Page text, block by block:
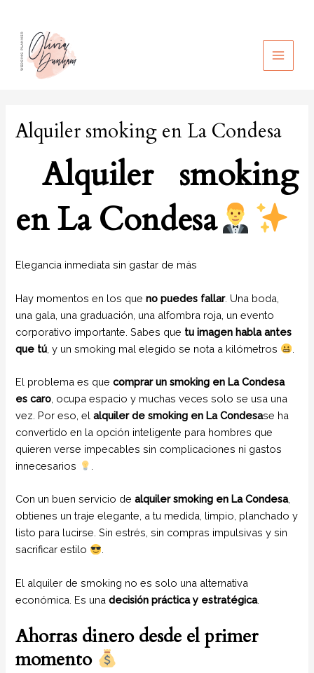
contenido
MAIN
Alquiler smoking en La Condesa
Alquiler smoking
en La Condesa
Elegancia inmediata sin gastar de más
Hay momentos en los queno puedes fallar. Una boda,
una gala, una graduación, una alfombra roja, un evento
corporativo importante. Sabes que tu imagen habla antes
que tú , y un smoking mal elegido se nota a kilómetros
El problema es quecomprar un smoking en La Condesa
es caro , ocupa espacio y muchas veces solo se usa una
vez. Por eso, elalquiler de smoking en La Condesase ha
convertido en la opción inteligente para hombres que
quieren verse impecables sin complicaciones ni gastos
innecesarios
Con un buen servicio dealquiler smoking en La Condesa,
obtienes un traje elegante, a tu medida, limpio, planchado y
listo para lucirse. Sin estrés, sin compras impulsivas y sin
sacrificar estilo
El alquiler de smoking no es solo una alternativa
económica. Es unadecisión práctica y estratégica.
Ahorras dinero desde el primer
momento